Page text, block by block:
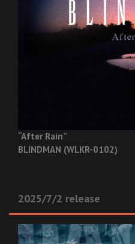
“After Rain”
BLINDMAN (WLKR-0102)
2025/7/2 release